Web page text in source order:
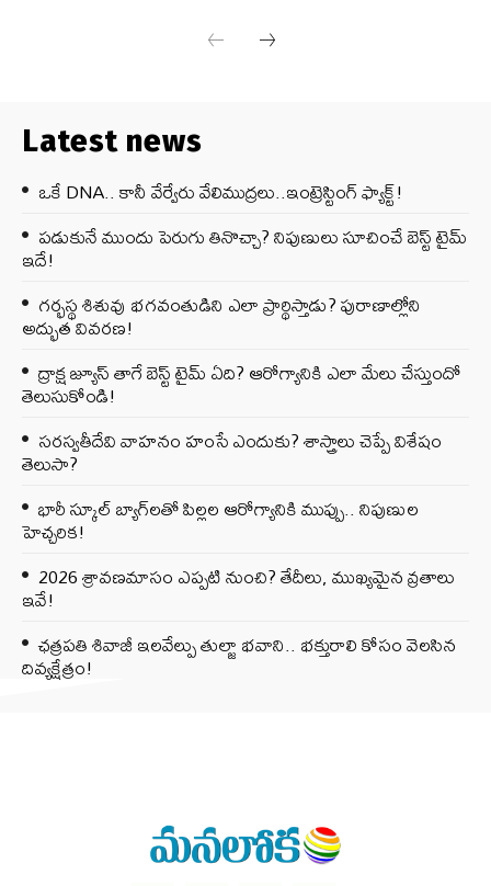
Latest news
ఒకే DNA.. కానీ వేర్వేరు వేలిముద్రలు..ఇంట్రెస్టింగ్ ఫ్యాక్ట్!
పడుకునే ముందు పెరుగు తినొచ్చా? నిపుణులు సూచించే బెస్ట్ టైమ్
ఇదే!
గర్భస్థ శిశువు భగవంతుడిని ఎలా ప్రార్థిస్తాడు? పురాణాల్లోని
అద్భుత వివరణ!
ద్రాక్ష జ్యూస్ తాగే బెస్ట్ టైమ్ ఏది? ఆరోగ్యానికి ఎలా మేలు చేస్తుందో
తెలుసుకోండి!
సరస్వతీదేవి వాహనం హంసే ఎందుకు? శాస్త్రాలు చెప్పే విశేషం
తెలుసా?
భారీ స్కూల్ బ్యాగ్‌లతో పిల్లల ఆరోగ్యానికి ముప్పు.. నిపుణుల
హెచ్చరిక!
2026 శ్రావణమాసం ఎప్పటి నుంచి? తేదీలు, ముఖ్యమైన వ్రతాలు
ఇవే!
ఛత్రపతి శివాజీ ఇలవేల్పు తుల్జా భవాని.. భక్తురాలి కోసం వెలసిన
దివ్యక్షేత్రం!